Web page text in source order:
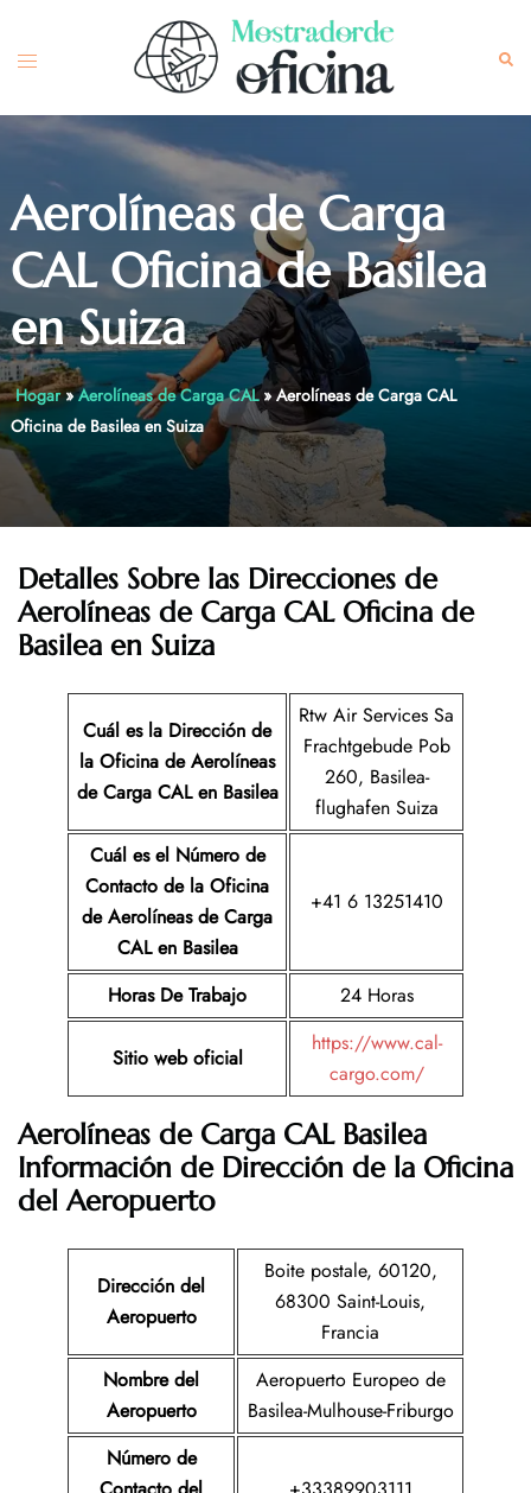
content
Toggle
Aerolíneas de Carga
CAL Oficina de Basilea
en Suiza
Hogar»Aerolíneas de Carga CAL»Aerolíneas de Carga CAL
Oficina de Basilea en Suiza
Detalles Sobre las Direcciones de
Aerolíneas de Carga CAL Oficina de
Basilea en Suiza
Cuál es la Dirección de
la Oficina de Aerolíneas
de Carga CAL en Basilea
Rtw Air Services Sa
Frachtgebude Pob
260, Basilea-
flughafen Suiza
Cuál es el Número de
Contacto de la Oficina
de Aerolíneas de Carga
CAL en Basilea
+41 6 13251410
Horas De Trabajo 24 Horas
Sitio web oficial
https://www.cal-
cargo.com/
Aerolíneas de Carga CAL Basilea
Información de Dirección de la Oficina
del Aeropuerto
Dirección del
Aeropuerto
Boite postale, 60120,
68300 Saint-Louis,
Francia
Nombre del
Aeropuerto
Aeropuerto Europeo de
Basilea-Mulhouse-Friburgo
Número de